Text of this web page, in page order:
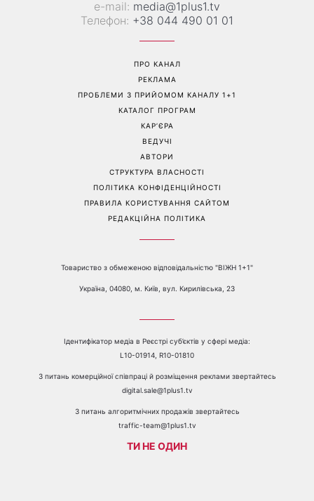
е-mail: media@1plus1.tv
Телефон: +38 044 490 01 01
ПРО КАНАЛ
РЕКЛАМА
ПРОБЛЕМИ З ПРИЙОМОМ КАНАЛУ 1+1
КАТАЛОГ ПРОГРАМ
КАР’ЄРА
ВЕДУЧІ
АВТОРИ
СТРУКТУРА ВЛАСНОСТІ
ПОЛІТИКА КОНФІДЕНЦІЙНОСТІ
ПРАВИЛА КОРИСТУВАННЯ САЙТОМ
РЕДАКЦІЙНА ПОЛІТИКА
Товариство з обмеженою відповідальністю "ВІЖН 1+1"
Україна, 04080, м. Київ, вул. Кирилівська, 23
Ідентифікатор медіа в Реєстрі суб’єктів у сфері медіа:
L10-01914, R10-01810
З питань комерційної співпраці й розміщення реклами звертайтесь
digital.sale@1plus1.tv
З питань алгоритмічних продажів звертайтесь
traffic-team@1plus1.tv
ТИ НЕ ОДИН